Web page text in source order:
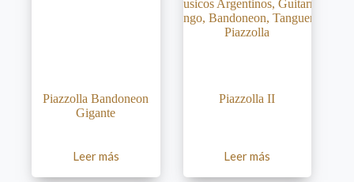
Piazzolla Bandoneon
Gigante
Leer más
Piazzolla II
Leer más